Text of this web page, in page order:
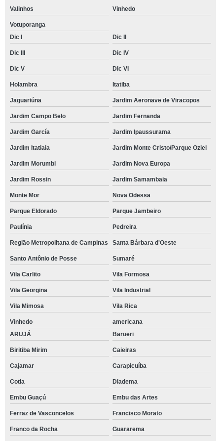
Valinhos Vinhedo
Votuporanga
Dic I
Dic II
Dic III Dic IV
Dic V Dic VI
Holambra Itatiba
Jaguariúna Jardim Aeronave de Viracopos
Jardim Campo Belo Jardim Fernanda
Jardim García Jardim Ipaussurama
Jardim Itatiaia Jardim Monte Cristo/Parque Oziel
Jardim Morumbi Jardim Nova Europa
Jardim Rossin Jardim Samambaia
Monte Mor Nova Odessa
Parque Eldorado Parque Jambeiro
Paulínia Pedreira
Região Metropolitana de Campinas Santa Bárbara d'Oeste
Santo Antônio de Posse Sumaré
Vila Carlito Vila Formosa
Vila Georgina Vila Industrial
Vila Mimosa Vila Rica
Vinhedo
americana
ARUJÁ
Barueri
Biritiba Mirim Caieiras
Cajamar Carapicuíba
Cotia Diadema
Embu Guaçú Embu das Artes
Ferraz de Vasconcelos Francisco Morato
Franco da Rocha Guararema